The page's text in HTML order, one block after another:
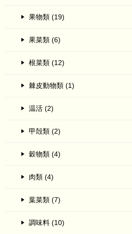
果物類 (19)
果菜類 (6)
根菜類 (12)
棘皮動物類 (1)
温活 (2)
甲殻類 (2)
穀物類 (4)
肉類 (4)
葉菜類 (7)
調味料 (10)